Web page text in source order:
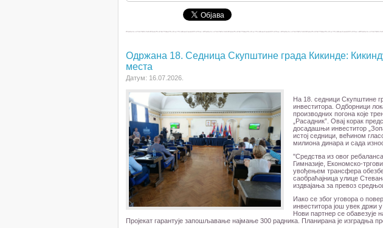
Одржана 18. Седница Скупштине града Кикинде:
места
Датум: 16.07.2026.
На 18. седници Скупштине
инвеститора. Одборници
производних погона које
„Расадник”. Овај корак
досадашњи инвеститор
истој седници, већином
милиона динара и сада
''Средства из овог
Гимназије, Економско-
увођењем трансфера
саобраћајница улице
издвајања за превоз
Иако се због уговора о
инвеститора још увек држи
Нови партнер се обавезује
Пројекат гарантује запошљавање најмање 300 радника. Планирана је изградња